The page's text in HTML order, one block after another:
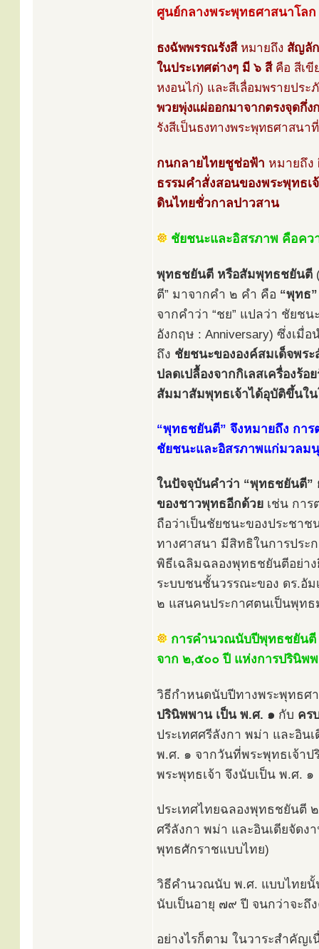
ศูนย์กลางพระพุทธศาสนาโลก
ธงฉัพพรรณรังสีหมายถึง สัญลั
ในประเทศต่างๆ มี ๖ สีคือ สีเขี
หงอนไก่) และสีเลื่อมพรายประ
พวยพุ่งแผ่ออกมาจากตรงจุดกึ่ง
รังสีเป็นธงทางพระพุทธศาสน
กนกลายไทยชูช่อฟ้า หมายถึง
ธรรมคำสั่งสอนของพระพุทธ
ดินไทยชั่วกาลปาวสาน
ชัยชนะและอิสรภาพ คือค
พุทธชยันตี หรือสัมพุทธชยันตี
ตี” มาจากคำ ๒ คำ คือ “พุทธ”
จากคำว่า “ชย” แปลว่า ชัยช
อังกฤษ : Anniversary) ซึ่งเ
ถึง ชัยชนะขององค์สมเด็จพร
ปลดเปลื้องจากกิเลสเครื่องร้
สัมมาสัมพุทธเจ้าได้อุบัติขึ้นใ
“พุทธชยันตี” จึงหมายถึง กา
ชัยชนะและอิสรภาพแก่มวลม
ในปัจจุบันคำว่า “พุทธชยันตี”
ของชาวพุทธอีกด้วย เช่น การ
ถือว่าเป็นชัยชนะของประชา
ทางศาสนา มีสิทธิในการประ
พิธีเฉลิมฉลองพุทธชยันตีอย่า
ระบบชนชั้นวรรณะของ ดร.อั
๒ แสนคนประกาศตนเป็นพุท
การคำนวณนับปีพุทธชยันตี
จาก ๒,๕๐๐ ปี แห่งการปรินิพ
วิธีกำหนดนับปีทางพระพุทธศ
ปรินิพพาน เป็น พ.ศ. ๑ กับ คร
ประเทศศรีลังกา พม่า และอิน
พ.ศ. ๑ จากวันที่พระพุทธเจ้า
พระพุทธเจ้า จึงนับเป็น พ.ศ. ๑
ประเทศไทยฉลองพุทธชยันตี
ศรีลังกา พม่า และอินเดียจัด
พุทธศักราชแบบไทย)
วิธีคำนวณนับ พ.ศ. แบบไทยนั้
นับเป็นอายุ ๗๙ ปี จนกว่าจะถึ
อย่างไรก็ตาม ในวาระสำคัญ